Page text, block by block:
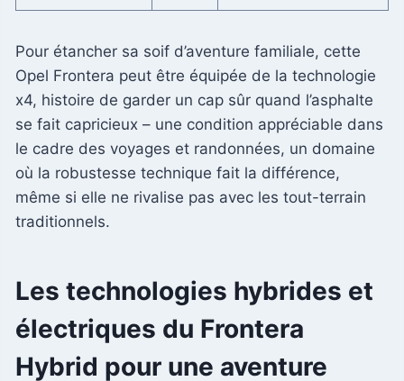
Pour étancher sa soif d’aventure familiale, cette
Opel Frontera peut être équipée de la technologie
x4, histoire de garder un cap sûr quand l’asphalte
se fait capricieux – une condition appréciable dans
le cadre des voyages et randonnées, un domaine
où la robustesse technique fait la différence,
même si elle ne rivalise pas avec les tout-terrain
traditionnels.
Les technologies hybrides et
électriques du Frontera
Hybrid pour une aventure